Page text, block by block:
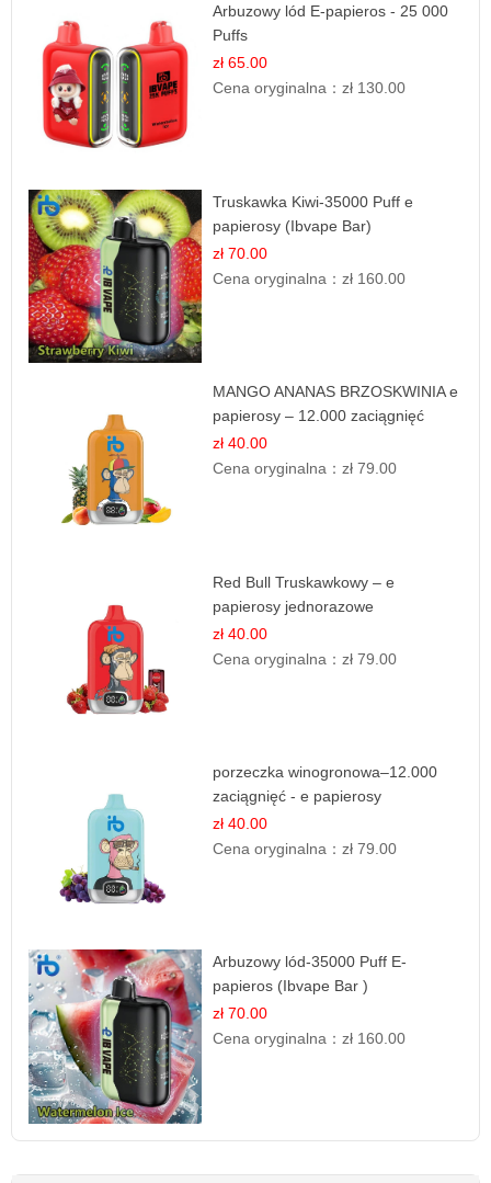
Arbuzowy lód E-papieros - 25 000
Puffs
zł 65.00
Cena oryginalna：zł 130.00
Truskawka Kiwi-35000 Puff e
papierosy (Ibvape Bar)
zł 70.00
Cena oryginalna：zł 160.00
MANGO ANANAS BRZOSKWINIA e
papierosy – 12.000 zaciągnięć
zł 40.00
Cena oryginalna：zł 79.00
Red Bull Truskawkowy – e
papierosy jednorazowe
zł 40.00
Cena oryginalna：zł 79.00
porzeczka winogronowa–12.000
zaciągnięć - e papierosy
zł 40.00
Cena oryginalna：zł 79.00
Arbuzowy lód-35000 Puff E-
papieros (Ibvape Bar )
zł 70.00
Cena oryginalna：zł 160.00